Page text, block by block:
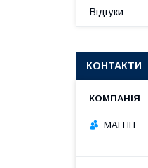
Відгуки
КОНТАКТИ
МАГНІТ